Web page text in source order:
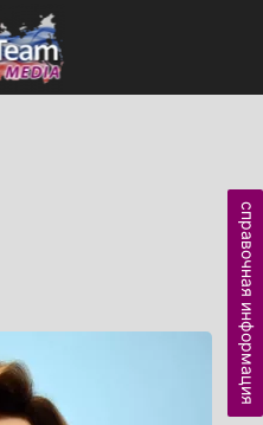
справочная информация